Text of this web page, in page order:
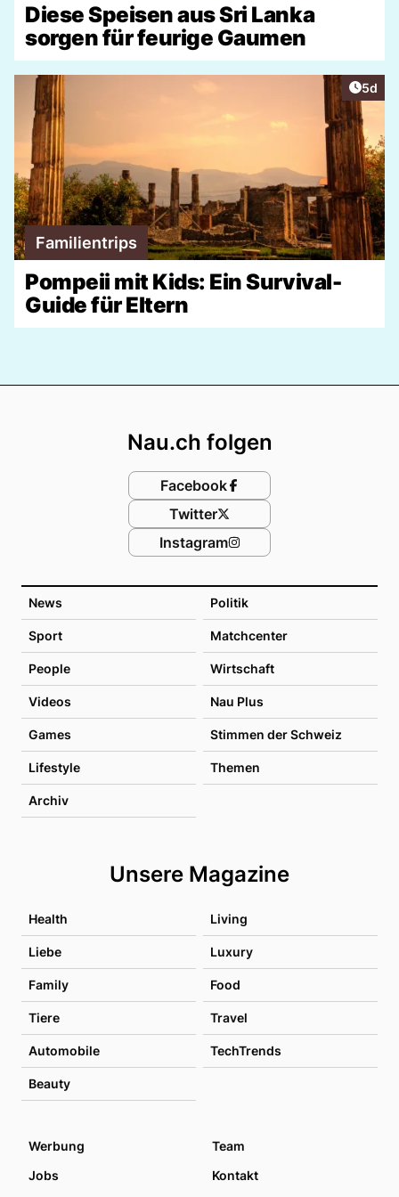
Diese Speisen aus Sri Lanka
sorgen für feurige Gaumen
5d
Familientrips
Pompeii mit Kids: Ein Survival-
Guide für Eltern
News Politik
Sport Matchcenter
People Wirtschaft
Videos Nau Plus
Games Stimmen der Schweiz
Lifestyle Themen
Archiv
Unsere Magazine
Health Living
Liebe Luxury
Family Food
Tiere Travel
Automobile TechTrends
Beauty
Nau.ch folgen
Facebook
Twitter
Instagram
Werbung
Team
Jobs
Kontakt